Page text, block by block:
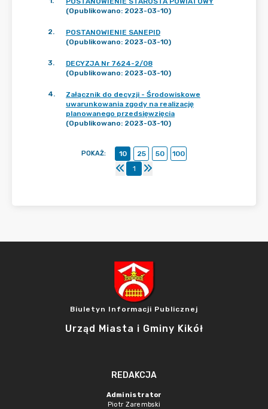
(Opublikowano: 2023-03-10)
2.
POSTANOWIENIE SANEPID
(Opublikowano: 2023-03-10)
3.
DECYZJA Nr 7624-2/08
(Opublikowano: 2023-03-10)
4.
Załącznik do decyzji - Środowiskowe
uwarunkowania zgody na realizację
planowanego przedsięwzięcia
(Opublikowano: 2023-03-10)
POKAŻ: 10 25 50
100
1
Biuletyn Informacji Publicznej
Urząd Miasta i Gminy Kikół
REDAKCJA
Administrator
Piotr Zarembski